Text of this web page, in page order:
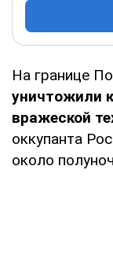
На границе
уничтожили
вражеской
оккупанта
около